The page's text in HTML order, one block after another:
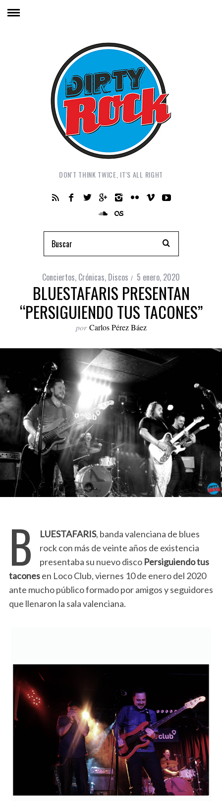
DON'T THINK TWICE, IT'S ALL RIGHT
Conciertos, Crónicas, Discos 5 enero, 2020
BLUESTAFARIS PRESENTAN
“PERSIGUIENDO TUS TACONES”
por Carlos Pérez Báez
B LUESTAFARIS, banda valenciana de blues
rock con más de veinte años de existencia
presentaba su nuevo disco Persiguiendo tus
taconesen Loco Club, viernes 10 de enero del 2020
ante mucho público formado por amigos y seguidores
que llenaron la sala valenciana.